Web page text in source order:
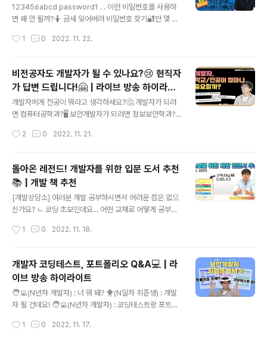
‘🅰️🅱️🅾️’를 찾아라! ‘생명 나눔’ 헌혈 캠페인 이번 창립기념
일 행사에서는 ‘생명 나눔’ 헌혈 캠페인이 함께 진행되었습
헌혈버스 한 대가 준비되어 있었어요 🚌 헌혈을 ..
123456abcd password1 . . 이런 비밀번호를 사용하
면 왜 안 될까?🤷 금세 잊어버려 비밀번호 찾기🔐만 몇 번
수 있다...?!😱 보안 전문가가 꼽은 피해야 할 비밀번호를
평동연구소 스마트폰, 컴퓨터 안 쓰시는 분 거의 없으시죠?
조금만 더 알고 쓰면 스마트한 IT생활을 즐길 수 있습니다.
◈ 컴퓨터, IT 그리고 보안에 대한 이야기를 쉽고 재미있게
나누고자 합니다 ◈ www.youtube.com
1 0 2022. 11. 22.
비전공자도 개발자가 될 수 있나요?😢 현직자
가 답변 드립니다!🤗 | 라이브 방송 하이라이
트
개발자에게 전공이 뭐라고 생각하세요?🤔 개발자가 되려
면 컴퓨터공학과?🖥️ 보안개발자가 되려면 정보보안학과?
🌱에서 ✨현직 개발자✨가 된 나… 어떻게 보안 개발자로
공개합니다! 삼평동연구소 스마트폰, 컴퓨터 안 쓰시는 분
거의 없으시죠? 조금만 더 알고 쓰면 스마트한 IT생활을 즐
길 수 있습니다. ◈ 컴퓨터, IT 그리고 보안에 대한 이야기
를 쉽고 재미있게 나누고자 합니다 ◈ www.youtube.co
m
2 0 2022. 11. 21.
돌아온 레전드! 개발자를 위한 입문 도서 추천
📚 | 개발 책 추천
[개발상담소] 여러분 개발 공부하시면서 어려운 점은 없으
신가요? ㄴ 코딩 초보인데요... 어떤 교재로 어떻게 공부하
000페이지가 넘어가더라구요...?😱 도저히 엄두가 나지
어, C++, Java, Git&GitHub 핵심 포인트와 공부방법까
지❗ 당신의 개발 레벨업을 도와줄 ✨보안 개발 현직자의 책
추천✨ 아래 영상에서 감상해보실까요? 삼평동연구소 스
마트폰, 컴퓨터 안 쓰시는 분 거의 없으시죠? 조금만 더 알
고 쓰면 스마트한 IT생활을 즐길 수 있습니다. ◈ 컴퓨터, I
합니다 ◈ www.youtube.com
1 0 2022. 11. 18.
개발자 코딩테스트, 포트폴리오 Q&A💻 | 라
이브 방송 하이라이트
🧑‍💻(N년차 개발자) : 너 뭐 돼? 🐥(N일차 취준생) : 개발
자 될 건데요! 🧑‍💻(N년차 개발자) : 코딩테스트랑 포트폴
차 개발자) : ... 이제는 정적 그만-! 개발자로 취업하기 위해
1 0 2022. 11. 17.